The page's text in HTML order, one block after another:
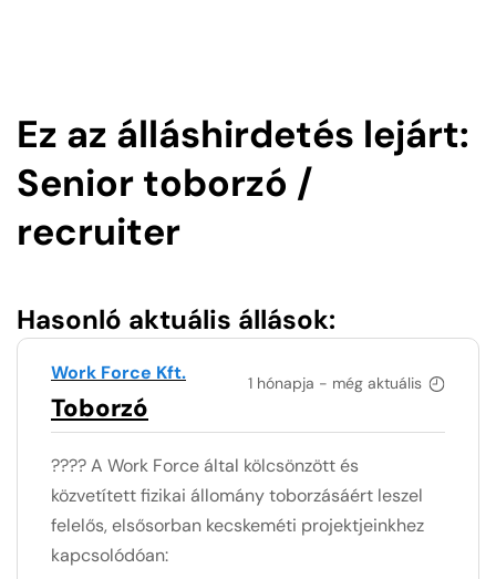
Ez az álláshirdetés lejárt:
Senior toborzó /
recruiter
Hasonló aktuális állások:
1 hónapja - még aktuális
Work Force Kft.
Toborzó
???? A Work Force által kölcsönzött és
közvetített fizikai állomány toborzásáért leszel
felelős, elsősorban kecskeméti projektjeinkhez
kapcsolódóan: